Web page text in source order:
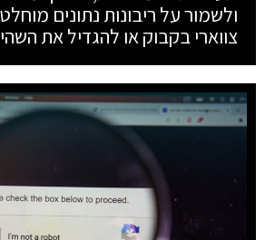
ולשמור על ריבונות נתונים
צווארי בקבוק או להגדיל את